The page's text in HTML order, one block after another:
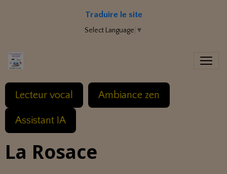
Traduire le site
Select Language ▼
Lecteur vocal Ambiance zen
Assistant IA
La Rosace